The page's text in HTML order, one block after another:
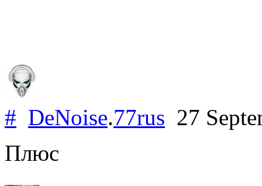
# DeNoise.77rus 27
Плюс